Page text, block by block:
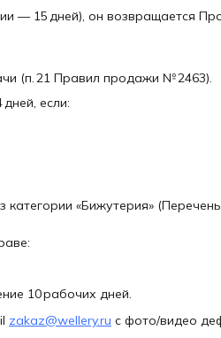
— 15 дней), он возвращается
(п. 21 Правил продажи № 2463).
если:
«Бижутерия»
10 рабочих дней.
zakaz@wellery.ru с фото/видео